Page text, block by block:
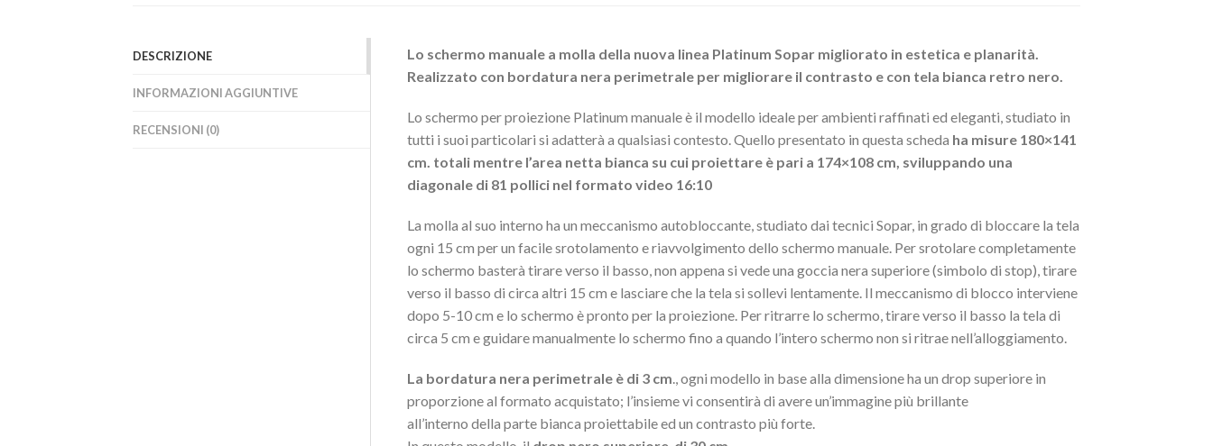
DESCRIZIONE
INFORMAZIONI AGGIUNTIVE
RECENSIONI (0)
Lo schermo manuale a molla della nuova linea Platinum Sopar migliorato in estetica e planarità.
Realizzato con bordatura nera perimetrale per migliorare il contrasto e con tela bianca retro nero.
Lo schermo per proiezione Platinum manuale è il modello ideale per ambienti raffinati ed eleganti, studiato in
tutti i suoi particolari si adatterà a qualsiasi contesto. Quello presentato in questa scheda ha misure 180×141
cm. totali mentre l’area netta bianca su cui proiettare è pari a 174×108 cm, sviluppando una
diagonale di 81 pollici nel formato video 16:10
La molla al suo interno ha un meccanismo autobloccante, studiato dai tecnici Sopar, in grado di bloccare la tela
ogni 15 cm per un facile srotolamento e riavvolgimento dello schermo manuale. Per srotolare completamente
lo schermo basterà tirare verso il basso, non appena si vede una goccia nera superiore (simbolo di stop), tirare
verso il basso di circa altri 15 cm e lasciare che la tela si sollevi lentamente. Il meccanismo di blocco interviene
dopo 5-10 cm e lo schermo è pronto per la proiezione. Per ritrarre lo schermo, tirare verso il basso la tela di
circa 5 cm e guidare manualmente lo schermo fino a quando l’intero schermo non si ritrae nell’alloggiamento.
La bordatura nera perimetrale è di 3 cm., ogni modello in base alla dimensione ha un drop superiore in
proporzione al formato acquistato; l’insieme vi consentirà di avere un’immagine più brillante
all’interno della parte bianca proiettabile ed un contrasto più forte.